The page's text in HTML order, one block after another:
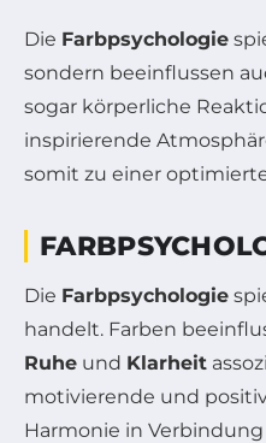
Die Farbpsychologie
sondern beeinflussen
sogar körperliche
inspirierende
somit zu einer
Die Farbpsychologie
handelt. Farben
Ruhe und Klarheit
motivierende und
Harmonie in